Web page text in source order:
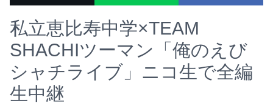
私立恵比寿中学×TEAM
SHACHIツーマン「俺のえび
シャチライブ」ニコ生で全編
生中継